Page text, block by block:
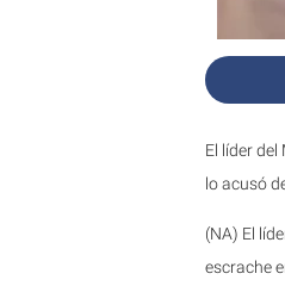
El líder
lo acusó
(NA) El
escrache